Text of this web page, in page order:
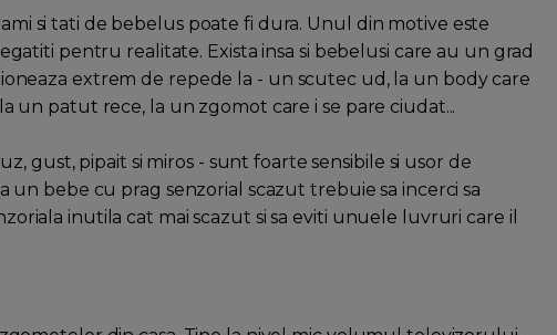
si tati de bebelus poate fi dura. Unul din motive este
pentru realitate. Exista insa si bebelusi care au un grad
extrem de repede la - un scutec ud, la un body care
un patut rece, la un zgomot care i se pare ciudat...
gust, pipait si miros - sunt foarte sensibile si usor de
bebe cu prag senzorial scazut trebuie sa incerci sa
inutila cat mai scazut si sa eviti unuele luvruri care il